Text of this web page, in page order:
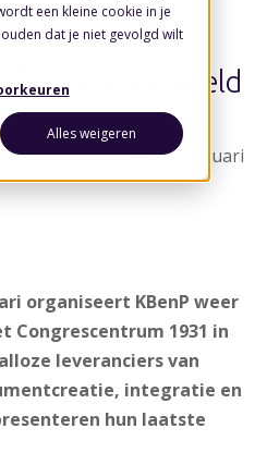
een kleine cookie in je
dat je niet gevolgd wilt
Alles weigeren
Systemen in beeld
Eerenbeemt, op 11 februari
organiseert KBenP weer
Congrescentrum 1931 in
leveranciers van
integratie en
hun laatste